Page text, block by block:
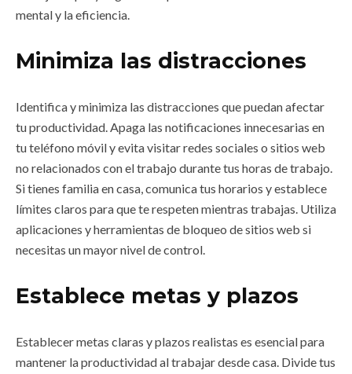
mental y la eficiencia.
Minimiza las distracciones
Identifica y minimiza las distracciones que puedan afectar
tu productividad. Apaga las notificaciones innecesarias en
tu teléfono móvil y evita visitar redes sociales o sitios web
no relacionados con el trabajo durante tus horas de trabajo.
Si tienes familia en casa, comunica tus horarios y establece
límites claros para que te respeten mientras trabajas. Utiliza
aplicaciones y herramientas de bloqueo de sitios web si
necesitas un mayor nivel de control.
Establece metas y plazos
Establecer metas claras y plazos realistas es esencial para
mantener la productividad al trabajar desde casa. Divide tus